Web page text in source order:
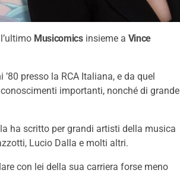
Musicomicsinsieme a Vince
presso la RCA Italiana, e da quel
importanti, nonché di grande
ha scritto per grandi artisti della musica
Lucio Dalla e molti altri.
con lei della sua carriera forse meno